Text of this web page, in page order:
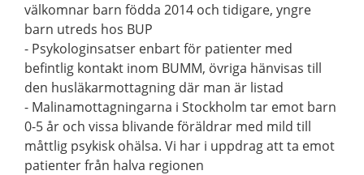
välkomnar barn födda 2014 och tidigare, yngre
barn utreds hos BUP
- Psykologinsatser enbart för patienter med
befintlig kontakt inom BUMM, övriga hänvisas till
den husläkarmottagning där man är listad
- Malinamottagningarna i Stockholm tar emot barn
0-5 år och vissa blivande föräldrar med mild till
måttlig psykisk ohälsa. Vi har i uppdrag att ta emot
patienter från halva regionen